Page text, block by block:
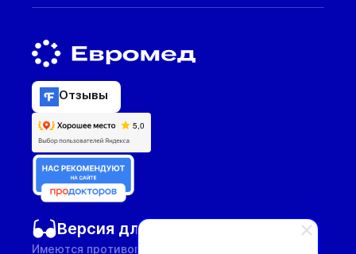
Отзывы
Версия для слабовидящих
Имеются противопоказания, необходима